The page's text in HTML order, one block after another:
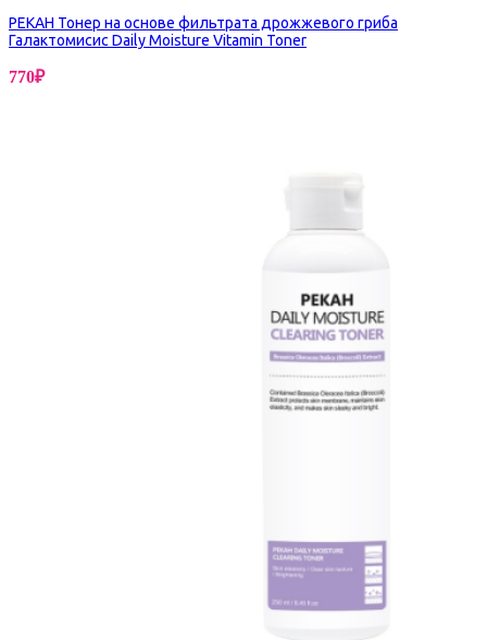
PEKAH Тонер на основе фильтрата дрожжевого гриба
Галактомисис Daily Moisture Vitamin Toner
770₽